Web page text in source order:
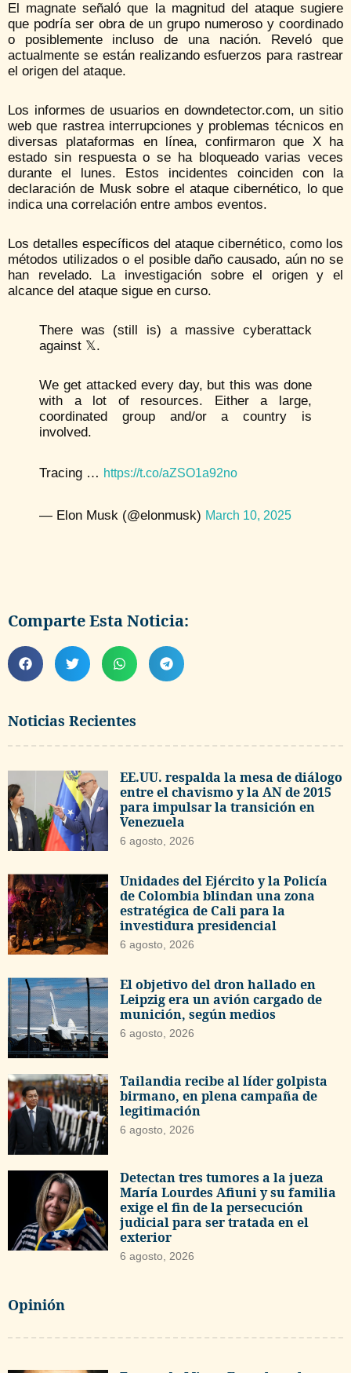
Noticias Recientes
EE.UU. respalda la mesa de diálogo
entre el chavismo y la AN de 2015
para impulsar la transición en
Venezuela
6 agosto, 2026
Unidades del Ejército y la Policía
de Colombia blindan una zona
estratégica de Cali para la
investidura presidencial
6 agosto, 2026
El objetivo del dron hallado en
Leipzig era un avión cargado de
munición, según medios
6 agosto, 2026
Tailandia recibe al líder golpista
birmano, en plena campaña de
legitimación
6 agosto, 2026
Detectan tres tumores a la jueza
María Lourdes Afiuni y su familia
exige el fin de la persecución
judicial para ser tratada en el
exterior
6 agosto, 2026
Opinión
El magnate señaló que la magnitud del ataque sugiere
que podría ser obra de un grupo numeroso y coordinado
o posiblemente incluso de una nación. Reveló que
actualmente se están realizando esfuerzos para rastrear
el origen del ataque.
Los informes de usuarios en downdetector.com, un sitio
web que rastrea interrupciones y problemas técnicos en
diversas plataformas en línea, confirmaron que X ha
estado sin respuesta o se ha bloqueado varias veces
durante el lunes. Estos incidentes coinciden con la
declaración de Musk sobre el ataque cibernético, lo que
indica una correlación entre ambos eventos.
Los detalles específicos del ataque cibernético, como los
métodos utilizados o el posible daño causado, aún no se
han revelado. La investigación sobre el origen y el
alcance del ataque sigue en curso.
There was (still is) a massive cyberattack
against 𝕏.
We get attacked every day, but this was done
with a lot of resources. Either a large,
coordinated group and/or a country is
involved.
Tracing … https://t.co/aZSO1a92no
— Elon Musk (@elonmusk) March 10, 2025
Comparte Esta Noticia: